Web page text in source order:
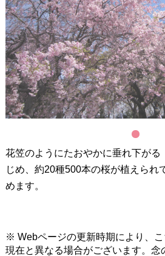
花笠のようにたおやかに垂れ下がる
じめ、約20種500本の桜が植えられ
めます。
※ Webページの更新時期により、
現在と異なる場合がございます。念